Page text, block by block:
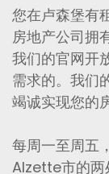
您在卢森堡有
房地产公司拥
我们的官网开
需求的。我们
竭诚实现您的
每周一至周五
Alzette市的两